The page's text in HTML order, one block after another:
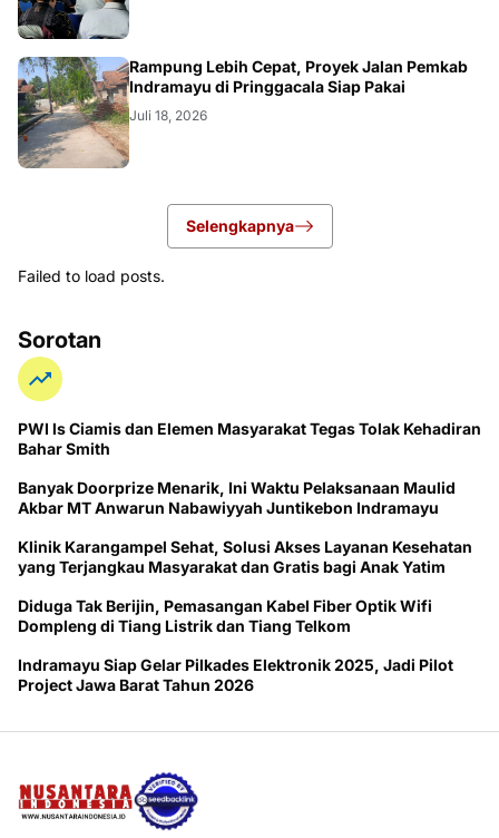
LOKAL
Rampung Lebih Cepat, Proyek Jalan Pemkab
Indramayu di Pringgacala Siap Pakai
Juli 18, 2026
Selengkapnya
Failed to load posts.
Sorotan
PWI ls Ciamis dan Elemen Masyarakat Tegas Tolak Kehadiran
Bahar Smith
Banyak Doorprize Menarik, Ini Waktu Pelaksanaan Maulid
Akbar MT Anwarun Nabawiyyah Juntikebon Indramayu
Klinik Karangampel Sehat, Solusi Akses Layanan Kesehatan
yang Terjangkau Masyarakat dan Gratis bagi Anak Yatim
Diduga Tak Berijin, Pemasangan Kabel Fiber Optik Wifi
Dompleng di Tiang Listrik dan Tiang Telkom
Indramayu Siap Gelar Pilkades Elektronik 2025, Jadi Pilot
Project Jawa Barat Tahun 2026